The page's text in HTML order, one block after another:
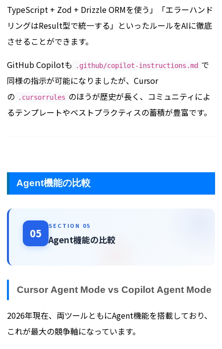
TypeScript + Zod + Drizzle ORMを使う」「エラーハンド
リングはResult型で統一する」といったルールをAIに徹底
させることができます。
GitHub Copilotも
.github/copilot-instructions.md で
同様の指示が可能になりましたが、Cursor
の
.cursorrules のほうが歴史が長く、コミュニティによ
るテンプレートやベストプラクティスの蓄積が豊富です。
Agent機能の比較
05
SECTION 05
Agent機能の比較
Cursor Agent Mode vs Copilot Agent Mode
2026年現在、両ツールともにAgent機能を搭載しており、
これが最大の競争軸になっています。